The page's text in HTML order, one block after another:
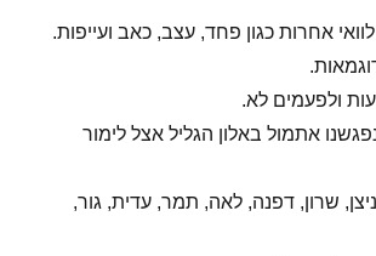
אחרות כגון פחד, עצב, כאב ועייפות.
ולפעמים לא.
אתמול באלון הגליל אצל לימור
ניצן, שרון, דפנה, לאה, תמר, עדית, גור,